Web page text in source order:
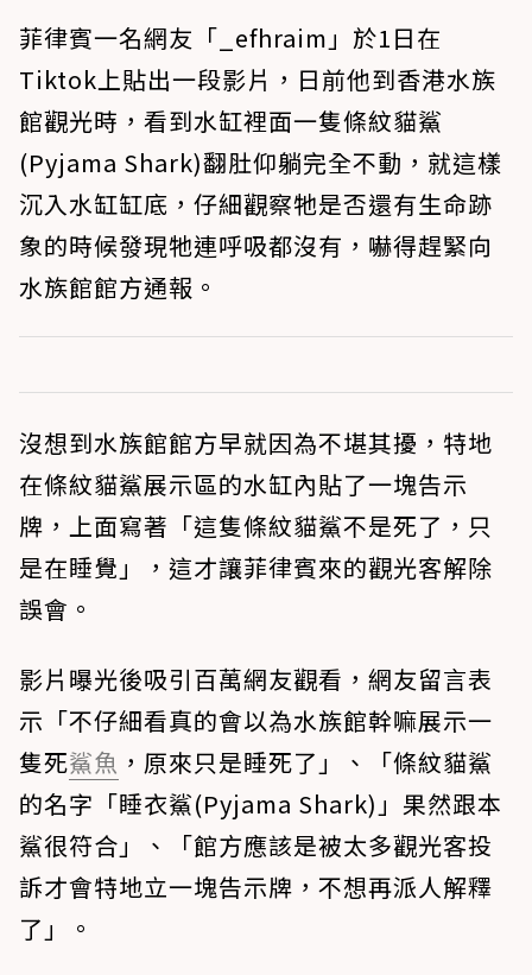
菲律賓一名網友「_efhraim」於1日在
Tiktok上貼出一段影片，日前他到香港水族
館觀光時，看到水缸裡面一隻條紋貓鯊
(Pyjama Shark)翻肚仰躺完全不動，就這樣
沉入水缸缸底，仔細觀察牠是否還有生命跡
象的時候發現牠連呼吸都沒有，嚇得趕緊向
水族館館方通報。
沒想到水族館館方早就因為不堪其擾，特地
在條紋貓鯊展示區的水缸內貼了一塊告示
牌，上面寫著「這隻條紋貓鯊不是死了，只
是在睡覺」，這才讓菲律賓來的觀光客解除
誤會。
影片曝光後吸引百萬網友觀看，網友留言表
示「不仔細看真的會以為水族館幹嘛展示一
隻死鯊魚 ，原來只是睡死了」、「條紋貓鯊
的名字「睡衣鯊(Pyjama Shark)」果然跟本
鯊很符合」、「館方應該是被太多觀光客投
訴才會特地立一塊告示牌，不想再派人解釋
了」。